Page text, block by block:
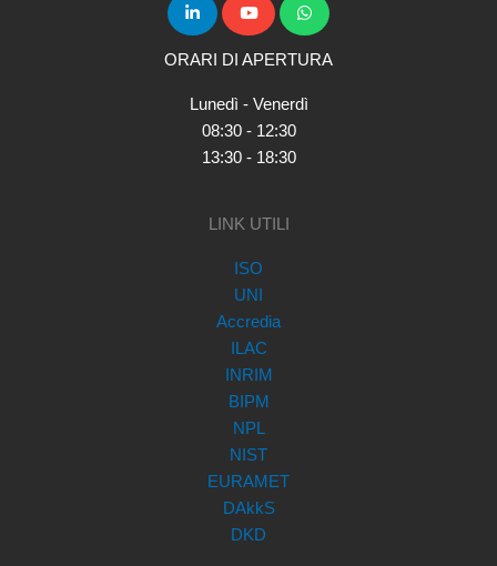
ORARI DI APERTURA
Lunedì - Venerdì
08:30 - 12:30
13:30 - 18:30
LINK UTILI
ISO
UNI
Accredia
ILAC
INRIM
BIPM
NPL
NIST
EURAMET
DAkkS
DKD